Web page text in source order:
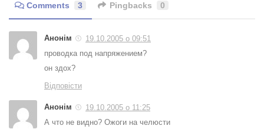
Comments 3 Pingbacks 0
Анонім
19.10.2005 о 09:51
проводка под напряжением?
он здох?
Відповісти
Анонім
19.10.2005 о 11:25
А что не видно? Ожоги на челюсти